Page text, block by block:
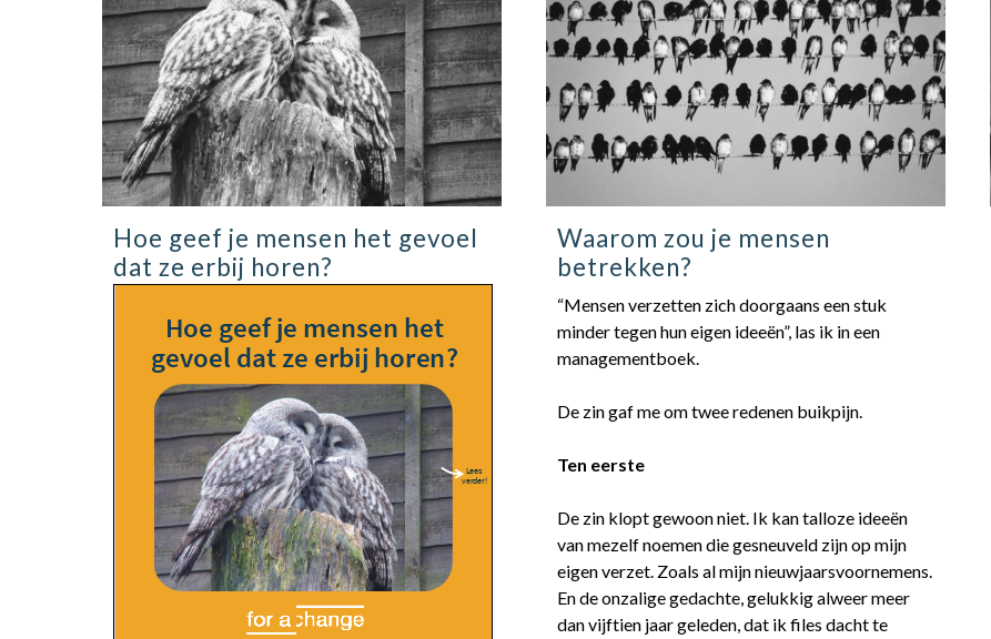
Hoe geef je mensen het gevoel
dat ze erbij horen?
Waarom zou je mensen
betrekken?
“Mensen verzetten zich doorgaans een stuk
minder tegen hun eigen ideeën”, las ik in een
managementboek.
De zin gaf me om twee redenen buikpijn.
Ten eerste
De zin klopt gewoon niet. Ik kan talloze ideeën
van mezelf noemen die gesneuveld zijn op mijn
eigen verzet. Zoals al mijn nieuwjaarsvoornemens.
En de onzalige gedachte, gelukkig alweer meer
dan vijftien jaar geleden, dat ik files dacht te